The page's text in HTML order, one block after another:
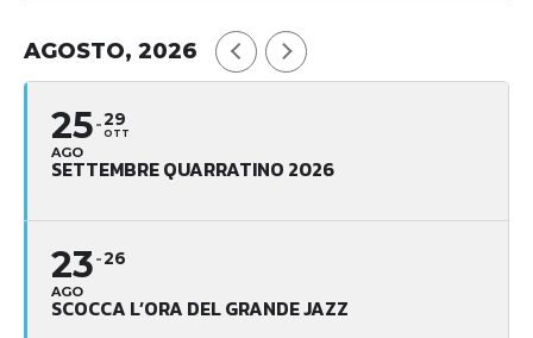
AGOSTO, 2026
25
AGO
29
OTT
SETTEMBRE QUARRATINO 2026
23
AGO
26
SCOCCA L’ORA DEL GRANDE JAZZ